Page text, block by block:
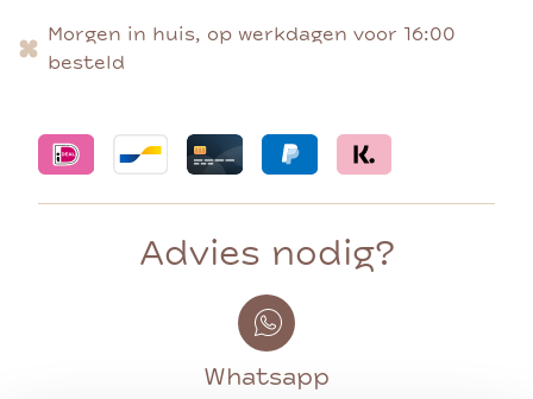
Morgen in huis, op werkdagen voor 16:00
besteld
Advies nodig?
Whatsapp